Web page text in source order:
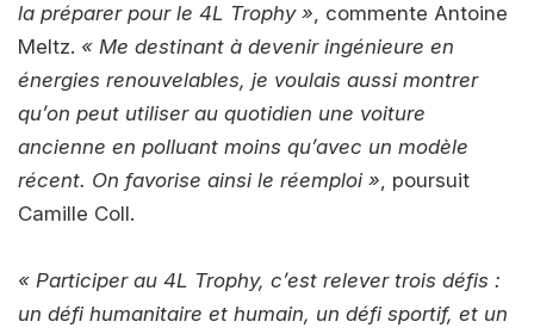
la préparer pour le 4L Trophy », commente Antoine
Meltz. « Me destinant à devenir ingénieure en
énergies renouvelables, je voulais aussi montrer
qu’on peut utiliser au quotidien une voiture
ancienne en polluant moins qu’avec un modèle
récent. On favorise ainsi le réemploi », poursuit
Camille Coll.
« Participer au 4L Trophy, c’est relever trois défis :
un défi humanitaire et humain, un défi sportif, et un